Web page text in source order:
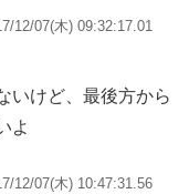
12/07(木) 09:32:17.01
いけど、最後方から
よ
12/07(木) 10:47:31.56